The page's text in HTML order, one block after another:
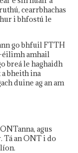
cearrbhachas
i bhfostú le
go bhfuil FTTH
éilimh amhail
breá le haghaidh
bheith ina
duine ag an am
agus
Tá an ONT i do